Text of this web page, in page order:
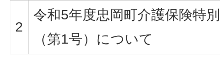
2
令和5年度忠岡町介護保険特
（第1号）について